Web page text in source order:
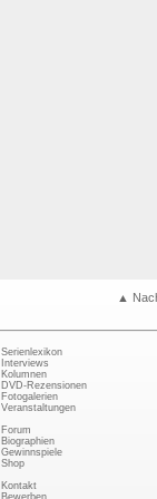
▲
Serienlexikon
Interviews
Kolumnen
DVD-Rezensionen
Fotogalerien
Veranstaltungen
Forum
Biographien
Gewinnspiele
Shop
Kontakt
Bewerben